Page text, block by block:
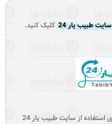
سایت طبیب یار 24 کلیک کنید.
در ادامه راهنمای تصویری استفاده از سایت طبیب یار 24